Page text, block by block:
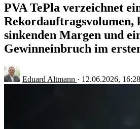
PVA TePla verzeichnet
Rekordauftragsvolumen,
sinkenden Margen und
Gewinneinbruch im
Eduard Altmann · 12.06.2026,